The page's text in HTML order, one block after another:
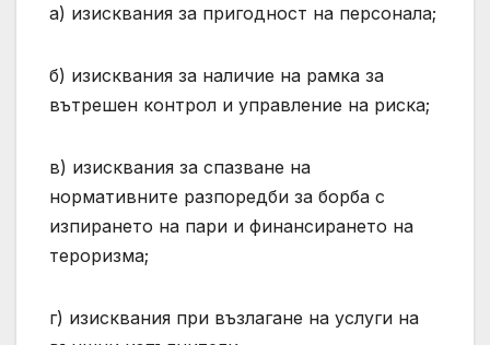
a) изисквания за пригодност на персонала;
б) изисквания за наличие на рамка за
вътрешен контрол и управление на риска;
в) изисквания за спазване на
нормативните разпоредби за борба с
изпирането на пари и финансирането на
тероризма;
г) изисквания при възлагане на услуги на